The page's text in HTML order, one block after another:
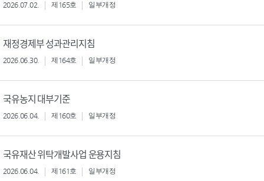
2026.07.02. 제165호 일부개정
재정경제부 성과관리지침
2026.06.30. 제164호 일부개정
국유농지 대부기준
2026.06.04. 제160호 일부개정
국유재산 위탁개발사업 운용지침
2026.06.04. 제161호 일부개정